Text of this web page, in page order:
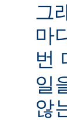
그
마
번
일
않